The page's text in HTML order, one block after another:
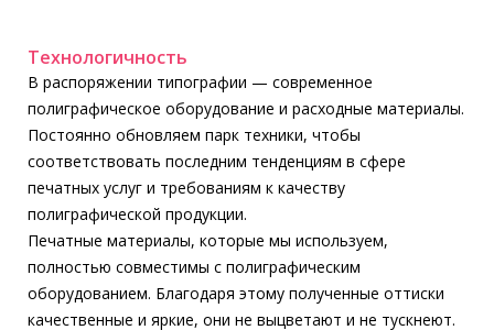
Технологичность
В распоряжении типографии — современное
полиграфическое оборудование и расходные материалы.
Постоянно обновляем парк техники, чтобы
соответствовать последним тенденциям в сфере
печатных услуг и требованиям к качеству
полиграфической продукции.
Печатные материалы, которые мы используем,
полностью совместимы с полиграфическим
оборудованием. Благодаря этому полученные оттиски
качественные и яркие, они не выцветают и не тускнеют.